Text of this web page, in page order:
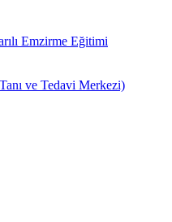
Emzirme Eğitimi
ve Tedavi Merkezi)